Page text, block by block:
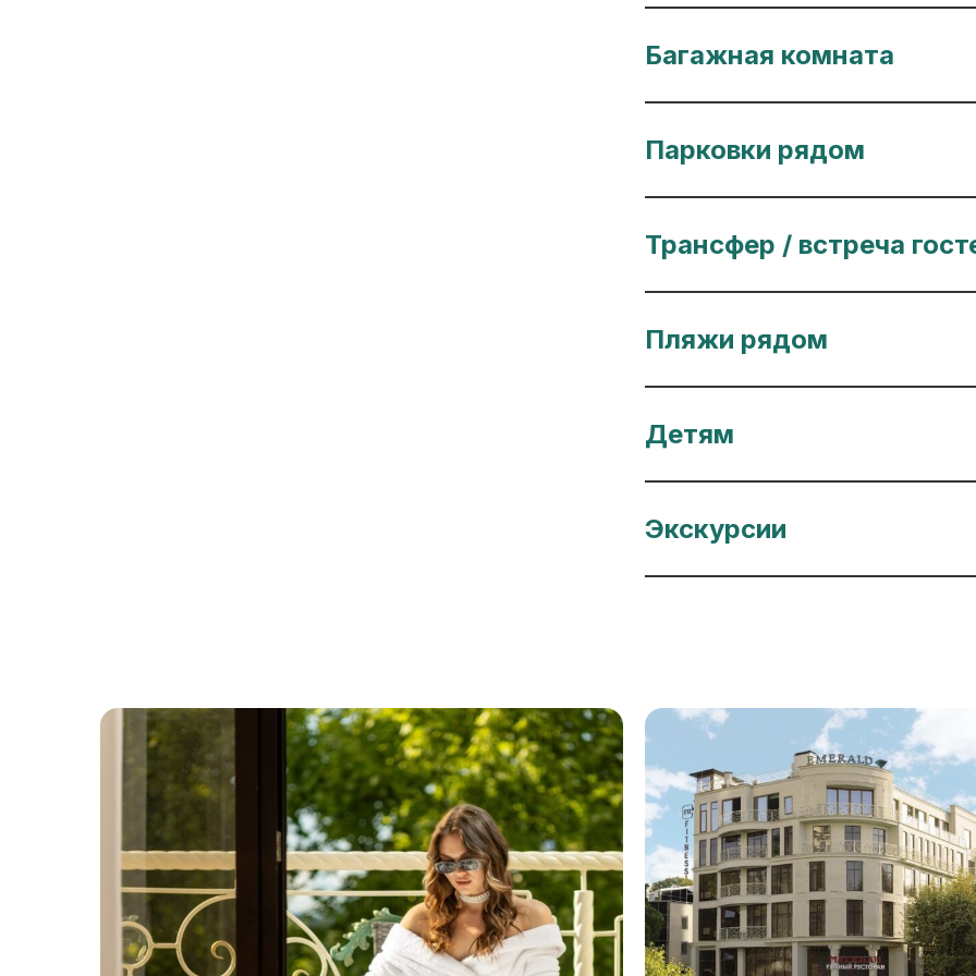
Багажная комната
Парковки рядом
Трансфер / встреча
Пляжи рядом
Детям
Экскурсии